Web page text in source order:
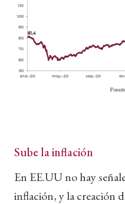
Sube la inflación
En EE.UU no hay
inflación, y la creación